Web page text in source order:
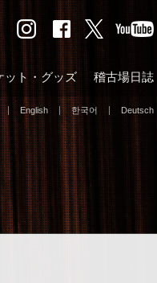
ット・グッズ 稽古場日誌
English 한국어 Deutsch